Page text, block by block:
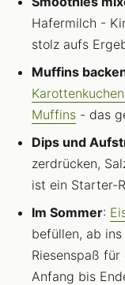
Hafermilch -
stolz aufs
Muffins
Muffins - das
Dips und
zerdrücken,
ist ein Starter-
Im Sommer:
befüllen, ab
Riesenspaß
Anfang bis